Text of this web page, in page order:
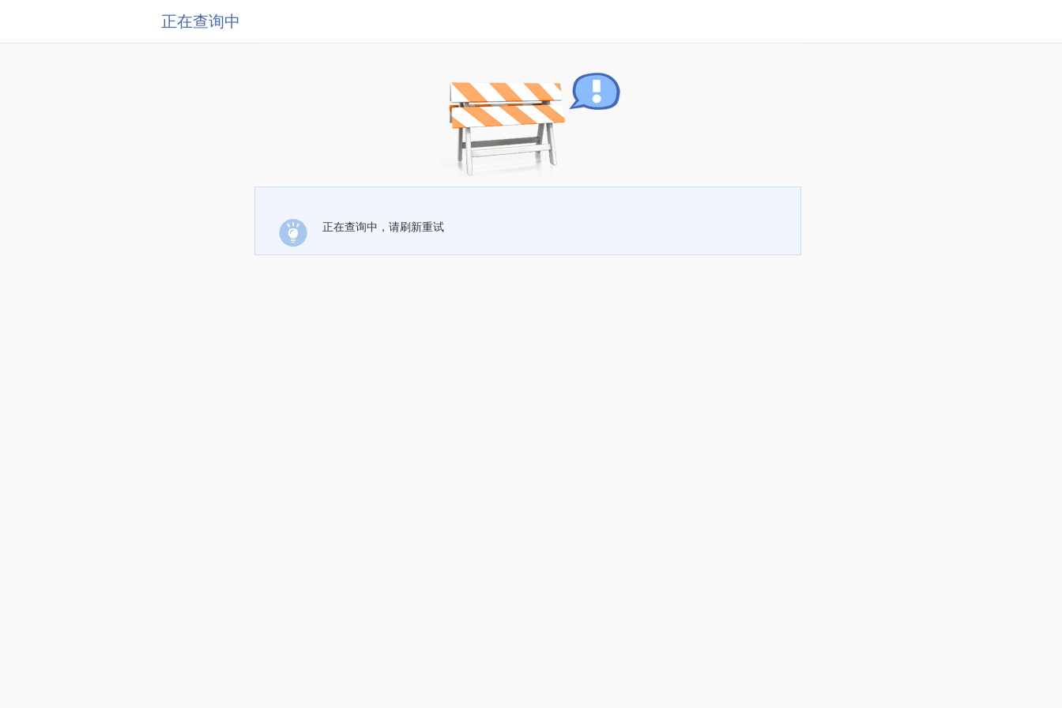
正在查询中
正在查询中，请刷新重试